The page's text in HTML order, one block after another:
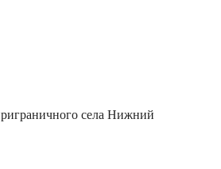
села Нижний